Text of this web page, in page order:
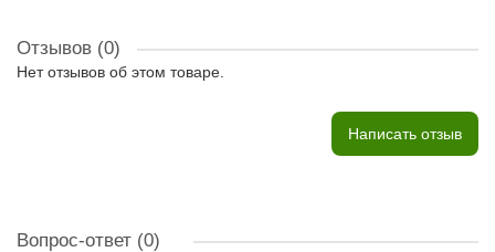
Отзывов (0)
Нет отзывов об этом товаре.
Написать отзыв
Вопрос-ответ (0)